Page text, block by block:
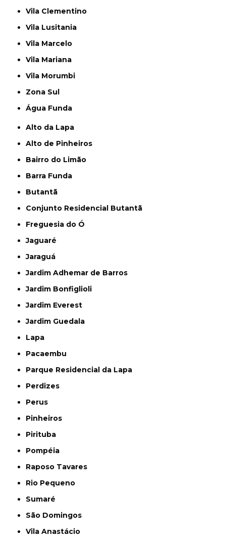
Vila Clementino
Vila Lusitania
Vila Marcelo
Vila Mariana
Vila Morumbi
Zona Sul
Água Funda
Alto da Lapa
Alto de Pinheiros
Bairro do Limão
Barra Funda
Butantã
Conjunto Residencial Butantã
Freguesia do Ó
Jaguaré
Jaraguá
Jardim Adhemar de Barros
Jardim Bonfiglioli
Jardim Everest
Jardim Guedala
Lapa
Pacaembu
Parque Residencial da Lapa
Perdizes
Perus
Pinheiros
Pirituba
Pompéia
Raposo Tavares
Rio Pequeno
Sumaré
São Domingos
Vila Anastácio